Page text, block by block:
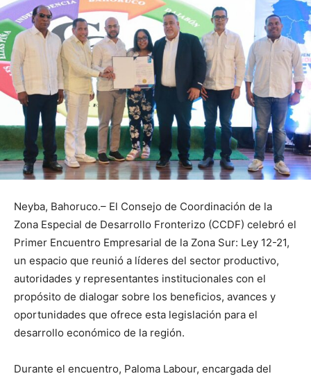
Neyba, Bahoruco.– El Consejo de Coordinación de la
Zona Especial de Desarrollo Fronterizo (CCDF) celebró el
Primer Encuentro Empresarial de la Zona Sur: Ley 12-21,
un espacio que reunió a líderes del sector productivo,
autoridades y representantes institucionales con el
propósito de dialogar sobre los beneficios, avances y
oportunidades que ofrece esta legislación para el
desarrollo económico de la región.
Durante el encuentro, Paloma Labour, encargada del